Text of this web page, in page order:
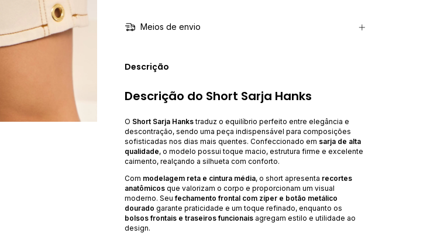
Meios de envio
Descrição
Descrição do Short Sarja Hanks
O Short Sarja Hankstraduz o equilíbrio perfeito entre elegância e
descontração, sendo uma peça indispensável para composições
sofisticadas nos dias mais quentes. Confeccionado em sarja de alta
qualidade, o modelo possui toque macio, estrutura firme e excelente
caimento, realçando a silhueta com conforto.
Com modelagem reta e cintura média, o short apresenta recortes
anatômicos que valorizam o corpo e proporcionam um visual
moderno. Seufechamento frontal com zíper e botão metálico
dourado garante praticidade e um toque refinado, enquanto os
bolsos frontais e traseiros funcionais agregam estilo e utilidade ao
design.